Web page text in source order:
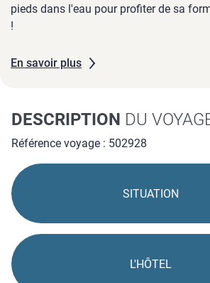
pieds dans l'eau pour profiter de sa
!
En savoir plus
DESCRIPTION DU
Référence voyage : 502928
SITUATION
L'HÔTEL